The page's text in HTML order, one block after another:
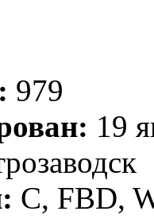
979
19
C, FBD,